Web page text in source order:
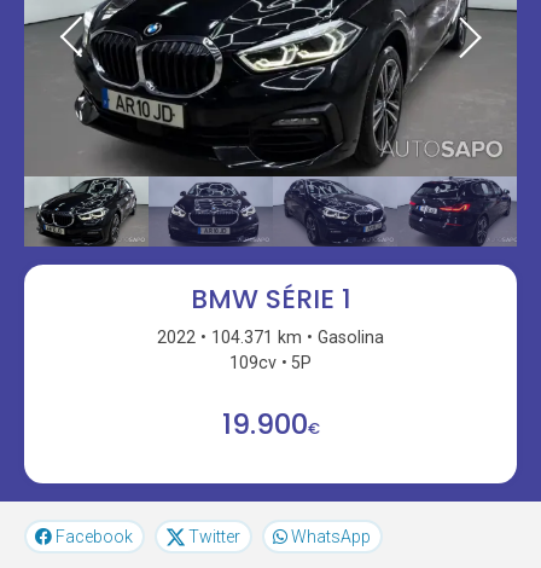
BMW SÉRIE 1
2022 104.371 km
Gasolina
109cv
5P
19.900€
Facebook Twitter WhatsApp